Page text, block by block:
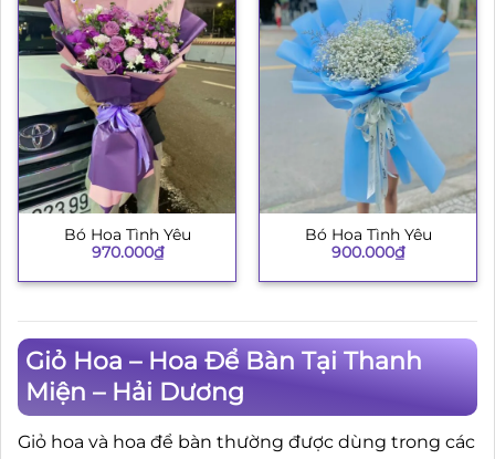
Bó Hoa Tình Yêu
970.000₫
Bó Hoa Tình Yêu
900.000₫
Giỏ Hoa – Hoa Để Bàn Tại Thanh
Miện – Hải Dương
Giỏ hoa và hoa để bàn thường được dùng trong các